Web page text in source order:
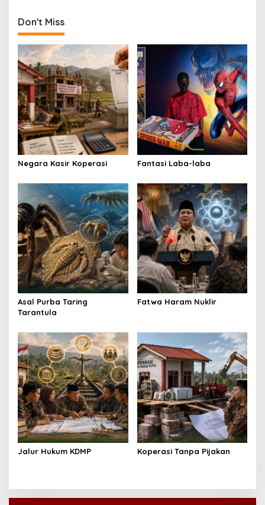
Don't Miss
Negara Kasir Koperasi Fantasi Laba-laba
Asal Purba Taring
Tarantula
Fatwa Haram Nuklir
Jalur Hukum KDMP Koperasi Tanpa Pijakan